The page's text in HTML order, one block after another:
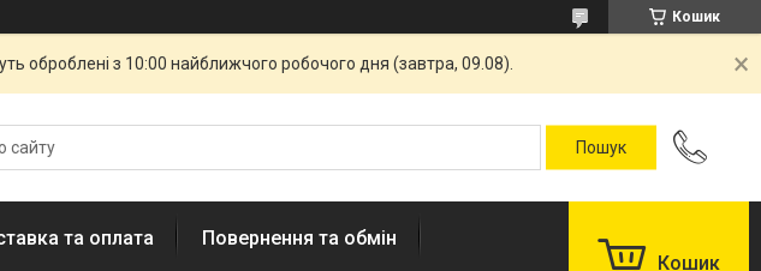
Кошик
оброблені з 10:00 найближчого робочого дня (завтра, 09.08).
та оплата Повернення та обмін
Кошик